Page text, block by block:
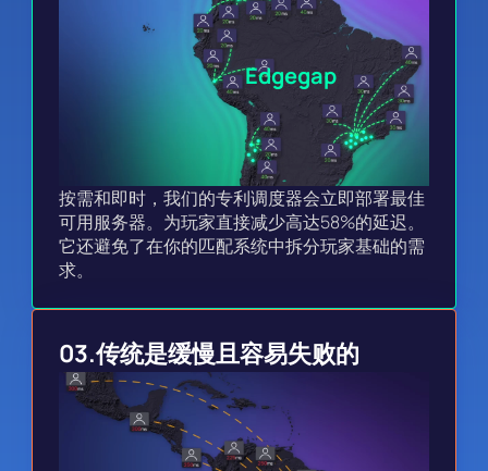
按需和即时，我们的专利调度器会立即部署最佳
可用服务器。为玩家直接减少高达58%的延迟。
它还避免了在你的匹配系统中拆分玩家基础的需
求。
Edgegap
03.传统是缓慢且容易失败的